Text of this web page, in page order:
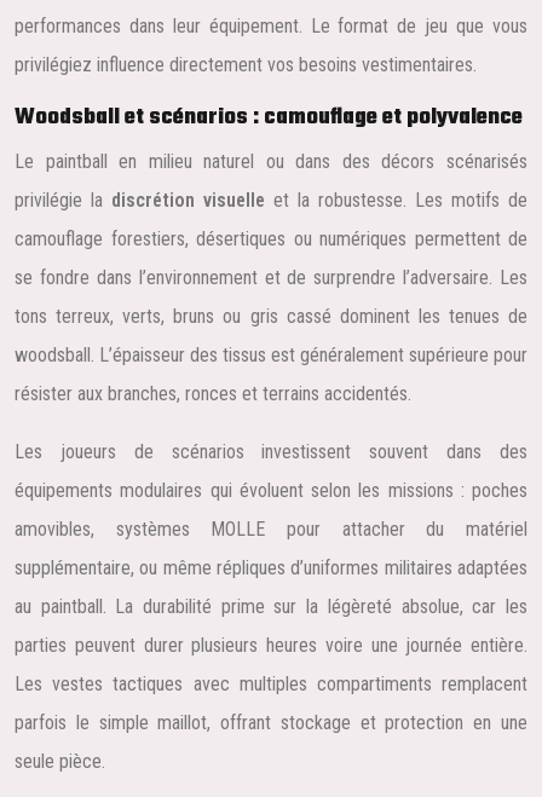
performances dans leur équipement. Le format de jeu que vous
privilégiez influence directement vos besoins vestimentaires.
Woodsball et scénarios : camouflage et polyvalence
Le paintball en milieu naturel ou dans des décors scénarisés
privilégie la discrétion visuelle et la robustesse. Les motifs de
camouflage forestiers, désertiques ou numériques permettent de
se fondre dans l’environnement et de surprendre l’adversaire. Les
tons terreux, verts, bruns ou gris cassé dominent les tenues de
woodsball. L’épaisseur des tissus est généralement supérieure pour
résister aux branches, ronces et terrains accidentés.
Les joueurs de scénarios investissent souvent dans des
équipements modulaires qui évoluent selon les missions : poches
amovibles, systèmes MOLLE pour attacher du matériel
supplémentaire, ou même répliques d’uniformes militaires adaptées
au paintball. La durabilité prime sur la légèreté absolue, car les
parties peuvent durer plusieurs heures voire une journée entière.
Les vestes tactiques avec multiples compartiments remplacent
parfois le simple maillot, offrant stockage et protection en une
seule pièce.